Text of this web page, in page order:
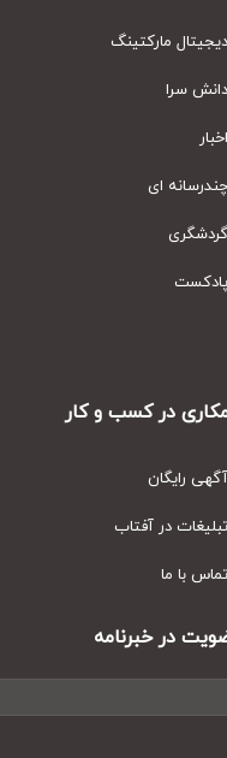
مارکتینگ
سرا
ای
در کسب و کار
رایگان
در آفتاب
با ما
در خبرنامه